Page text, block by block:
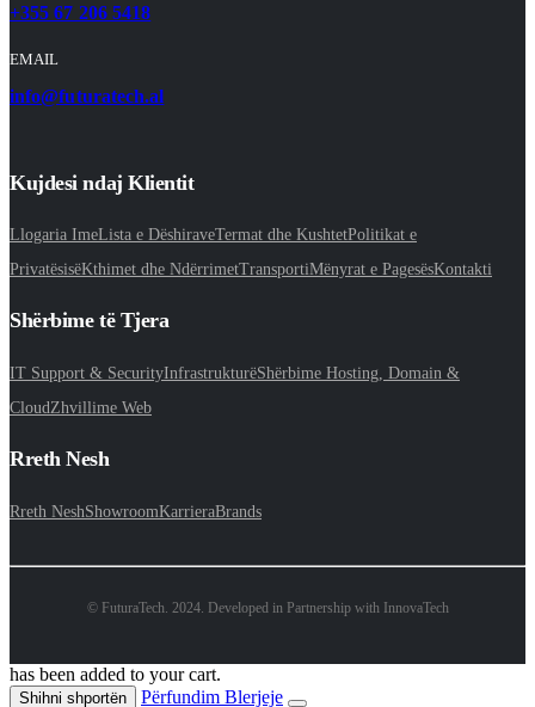
+355 67 206 5418
EMAIL
info@futuratech.al
Kujdesi ndaj Klientit
Llogaria ImeLista e DëshiraveTermat dhe KushtetPolitikat e
PrivatësisëKthimet dhe NdërrimetTransportiMënyrat e PagesësKontakti
Shërbime të Tjera
IT Support & SecurityInfrastrukturëShërbime Hosting, Domain &
CloudZhvillime Web
Rreth Nesh
Rreth NeshShowroomKarrieraBrands
© FuturaTech. 2024. Developed in Partnership with InnovaTech
has been added to your cart.
Shihni shportën Përfundim Blerjeje